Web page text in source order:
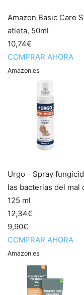
Amazon Basic Care
atleta, 50ml
10,74€
COMPRAR AHORA
Amazon.es
Urgo - Spray
las bacterias del
125 ml
12,34€
9,90€
COMPRAR AHORA
Amazon.es